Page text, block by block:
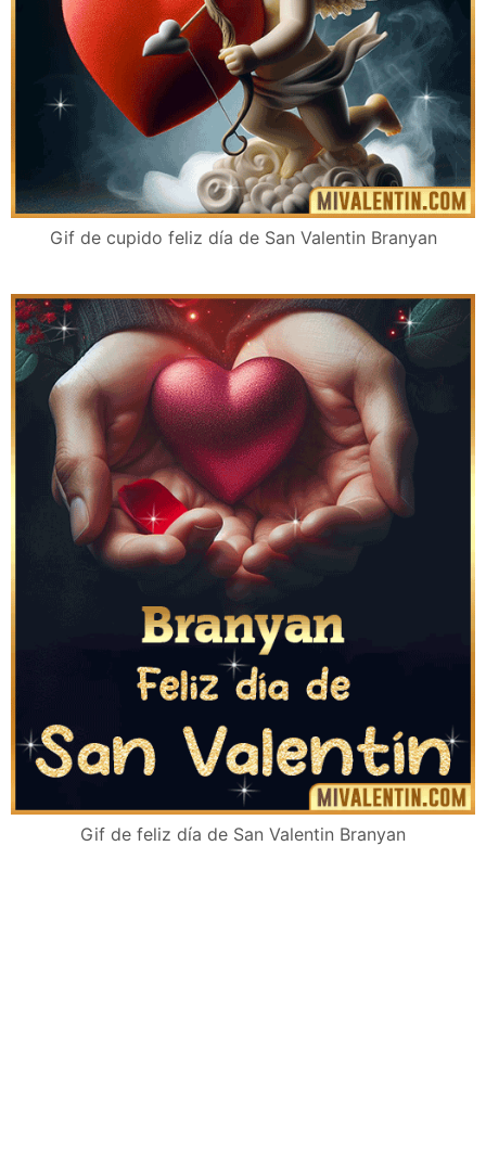
Gif de cupido feliz día de San Valentin Branyan
Gif de feliz día de San Valentin Branyan